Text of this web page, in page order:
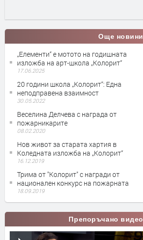
Още новини
„Елементи“ е мотото на годишната
изложба на арт-школа „Колорит“
17.06.2025
20 години школа „Колорит“: Една
неподправена взаимност
30.05.2022
Веселина Делчева с награда от
пожарникарите
08.02.2020
Нов живот за старата хартия в
Коледната изложба на „Колорит“
16.12.2019
Трима от "Колорит" с награди от
национален конкурс на пожарната
18.09.2019
Препоръчано видео